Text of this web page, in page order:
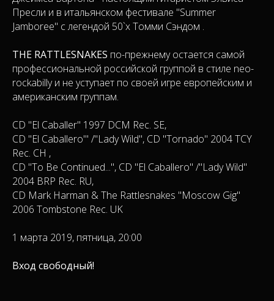
Пресли и в итальянском фестивале "Summer
Jamboree" с легендой 50`х Томми Сэндом .
THE RATTLESNAKES по-прежнему остается самой
профессиональной российской группой в стиле neo-
rockabilly и не уступает по своей игре европейским и
американским группам.
CD "El Caballer" 1997 DCM Rec. SE,
CD "El Caballerо'" /"Lady Wild", CD "Tornado" 2004 TCY
Rec. СH ,
CD "To Be Continued...", CD "El Caballerо" /"Lady Wild"
2004 BRP Rec. RU,
CD Mark Harman & The Rattlesnakes "Moscow Gig"
2006 Tombstone Rec. UK
1 марта 2019, пятница, 20:00
Вход свободный!